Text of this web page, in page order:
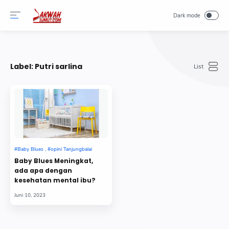
Label: Putri sarlina
Baby Blues Meningkat,
ada apa dengan
kesehatan mental ibu?